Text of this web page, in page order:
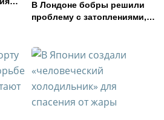
В Лондоне бобры решили
проблему с затоплениями,